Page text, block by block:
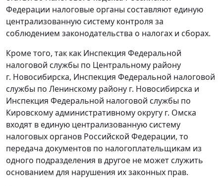
Федерации налоговые органы составляют единую
централизованную систему контроля за
соблюдением законодательства о налогах и сборах.
Кроме того, так как Инспекция Федеральной
налоговой службы по Центральному району
г. Новосибирска, Инспекция Федеральной налоговой
службы по Ленинскому району г. Новосибирска и
Инспекция Федеральной налоговой службы по
Кировскому административному округу г. Омска
входят в единую централизованную систему
налоговых органов Российской Федерации, то
передача документов по налогоплательщикам из
одного подразделения в другое не может служить
основанием для нарушения их законных прав.